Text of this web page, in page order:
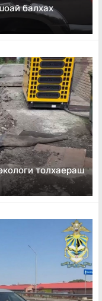
балхах
толхаераш